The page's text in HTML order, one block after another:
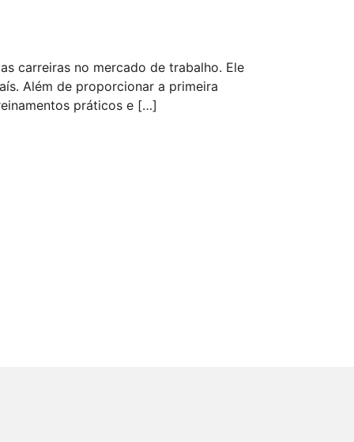
carreiras no mercado de trabalho. Ele
Além de proporcionar a primeira
práticos e […]